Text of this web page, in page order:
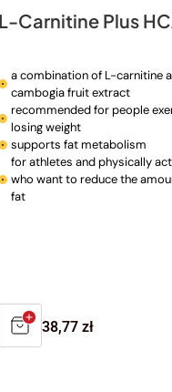
L-Carnitine Plus
a combination of L-carnitine
cambogia fruit extract
recommended for people
losing weight
supports fat metabolism
for athletes and physically
who want to reduce the
fat
Regular
38,77 zł